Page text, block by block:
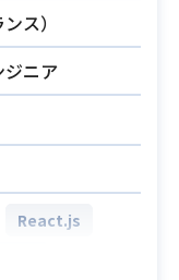
ただく想定で
るクラウド基
（Terrafor
ィ強化、コス
ス）
ジニア
React.js